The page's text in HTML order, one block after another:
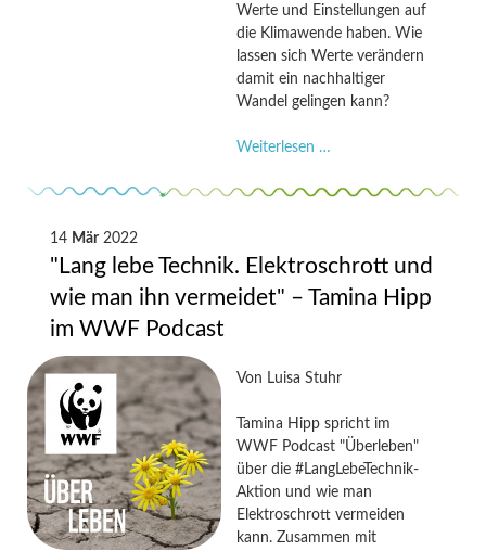
Werte und Einstellungen auf
die Klimawende haben. Wie
lassen sich Werte verändern
damit ein nachhaltiger
Wandel gelingen kann?
Weiterlesen …
oder
die
braucht
Wertewandel"
Melanie
Jaeger-
Erben
im
Deutschlandfunk
14 Mär2022
"Lang lebe Technik. Elektroschrott und
wie man ihn vermeidet" – Tamina Hipp
im WWF Podcast
Von Luisa Stuhr
Tamina Hipp spricht im
WWF Podcast "Überleben"
über die #LangLebeTechnik-
Aktion und wie man
Elektroschrott vermeiden
kann. Zusammen mit